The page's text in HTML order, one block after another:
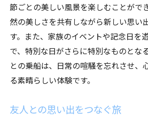
節ごとの美しい風景を楽しむことがで
然の美しさを共有しながら新しい思い
す。また、家族のイベントや記念日を
で、特別な日がさらに特別なものとな
との乗船は、日常の喧騒を忘れさせ、
る素晴らしい体験です。
友人との思い出をつなぐ旅